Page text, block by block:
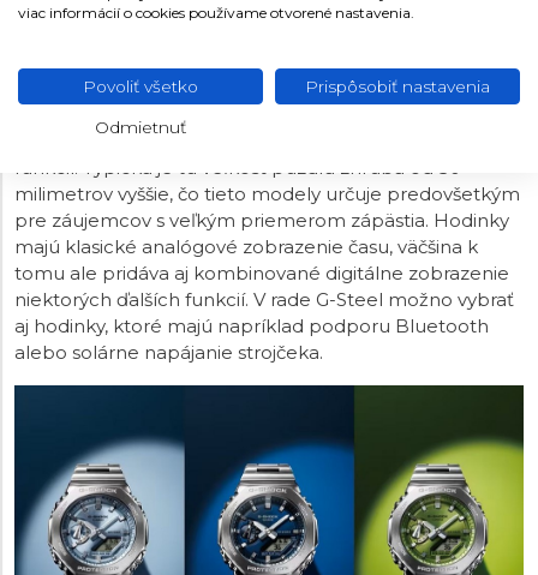
CASIO G-SHOCK G-STEEL
Pod označením G-Steel nájdeme odolné modely s
kruhovým oceľovým puzdrom a bohatou ponukou
funkcií. Typická je tu veľkosť puzdra zhruba od 50
milimetrov vyššie, čo tieto modely určuje predovšetkým
pre záujemcov s veľkým priemerom zápästia. Hodinky
majú klasické analógové zobrazenie času, väčšina k
tomu ale pridáva aj kombinované digitálne zobrazenie
niektorých ďalších funkcií. V rade G-Steel možno vybrať
aj hodinky, ktoré majú napríklad podporu Bluetooth
alebo solárne napájanie strojčeka.
viac informácií o cookies používame otvorené nastavenia.
Povoliť všetko Prispôsobiť nastavenia
Odmietnuť